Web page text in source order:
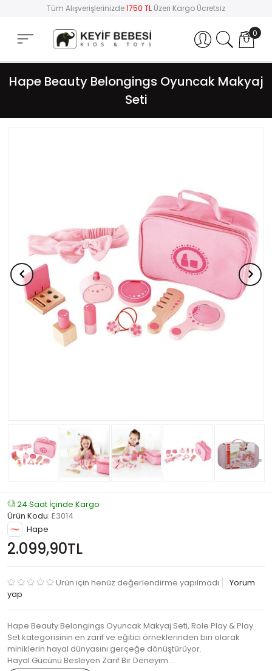
Tüm Alışverişlerinizde1750 TL Üzeri Kargo Ücretsiz
Hesabım 0
Hape Beauty Belongings Oyuncak Makyaj
Seti
24 Saat İçinde Kargo
Ürün Kodu: E3014
Hape
2.099,90TL
Ürün için henüz değerlendirme yapılmadı
Yorum
yap
Hape Beauty Belongings Oyuncak Makyaj Seti, Role Play & Play
Set kategorisinin en zarif ve eğitici örneklerinden biri olarak
miniklerin hayal dünyasını gerçeğe dönüştürüyor.
Hayal Gücünü Besleyen Zarif Bir Deneyim…